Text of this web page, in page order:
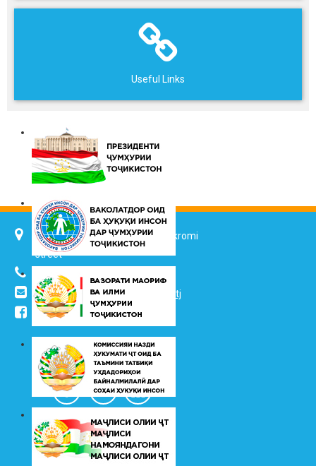
Useful Links
734025, Dushanbe city, 7 Jalol Ikromi
street
(+992 37) 2217352
info@vhk.tj
info@ombudsman.tj
/kudakon